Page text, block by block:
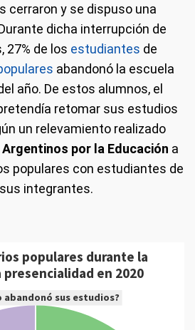
cerraron y se dispuso una
dicha interrupción de
27% de los estudiantes de
abandonó la escuela
año. De estos alumnos, el
retomar sus estudios
un relevamiento realizado
por la Educación a
populares con estudiantes de
integrantes.